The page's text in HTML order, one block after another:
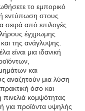
το εμπορικό
εντύπωση στους
σειρά από επιλογές
έγχρωμης
της ανάγλυψης.
είναι μια ιδανική
και
αναζητούν μια λύση
όσο και
κομψότητας
για προϊόντα υψηλής